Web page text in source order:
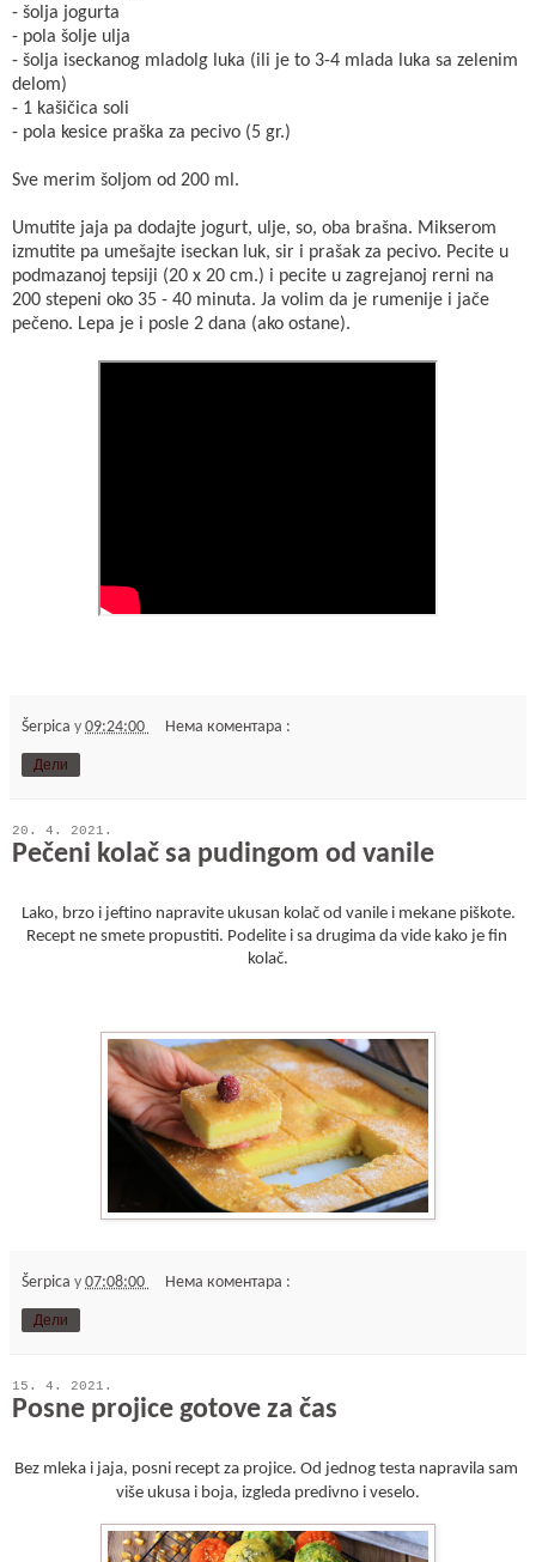
- šolja jogurta
- pola šolje ulja
- šolja iseckanog mladolg luka (ili je to 3-4 mlada luka sa zelenim
delom)
- 1 kašičica soli
- pola kesice praška za pecivo (5 gr.)
Sve merim šoljom od 200 ml.
Umutite jaja pa dodajte jogurt, ulje, so, oba brašna. Mikserom
izmutite pa umešajte iseckan luk, sir i prašak za pecivo. Pecite u
podmazanoj tepsiji (20 x 20 cm.) i pecite u zagrejanoj rerni na
200 stepeni oko 35 - 40 minuta. Ja volim da je rumenije i jače
pečeno. Lepa je i posle 2 dana (ako ostane).
Šerpica у 09:24:00 Нема коментара :
Дели
20. 4. 2021.
Pečeni kolač sa pudingom od vanile
Lako, brzo i jeftino napravite ukusan kolač od vanile i mekane piškote.
Recept ne smete propustiti. Podelite i sa drugima da vide kako je fin
kolač.
Šerpica у 07:08:00 Нема коментара :
Дели
15. 4. 2021.
Posne projice gotove za čas
Bez mleka i jaja, posni recept za projice. Od jednog testa napravila sam
više ukusa i boja, izgleda predivno i veselo.